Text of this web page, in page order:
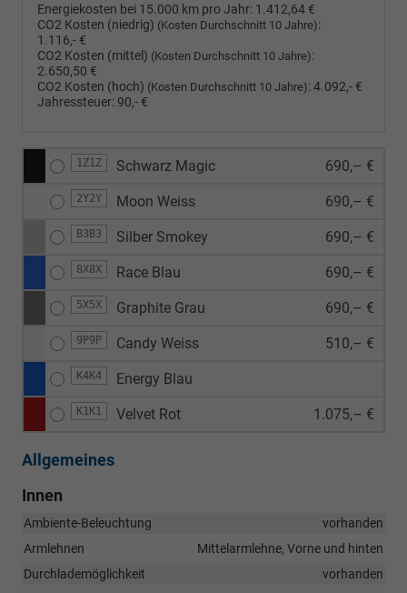
Energiekosten bei 15.000 km pro Jahr: 1.412,64 €
CO2 Kosten (niedrig) (Kosten Durchschnitt 10 Jahre):
1.116,- €
CO2 Kosten (mittel) (Kosten Durchschnitt 10 Jahre):
2.650,50 €
CO2 Kosten (hoch) (Kosten Durchschnitt 10 Jahre):4.092,- €
Jahressteuer: 90,- €
1Z1Z Schwarz Magic 690,– €
2Y2Y Moon Weiss 690,– €
B3B3 Silber Smokey 690,– €
8X8X Race Blau 690,– €
5X5X Graphite Grau 690,– €
9P9P Candy Weiss 510,– €
K4K4 Energy Blau
K1K1 Velvet Rot 1.075,– €
Allgemeines
Innen
Ambiente-Beleuchtung
vorhanden
Armlehnen
Mittelarmlehne, Vorne und hinten
Durchlademöglichkeit
vorhanden